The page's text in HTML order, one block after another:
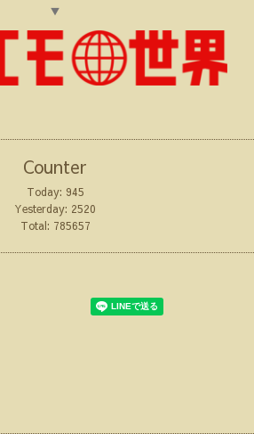
▼
Counter
Today: 945
Yesterday: 2520
Total: 785657